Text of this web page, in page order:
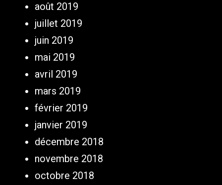
août 2019
juillet 2019
juin 2019
mai 2019
avril 2019
mars 2019
février 2019
janvier 2019
décembre 2018
novembre 2018
octobre 2018